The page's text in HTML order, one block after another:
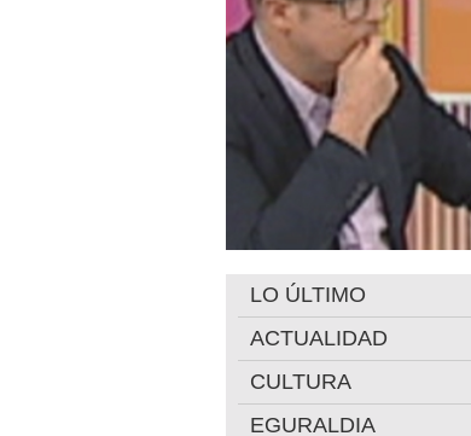
LO ÚLTIMO
ACTUALIDAD
CULTURA
EGURALDIA